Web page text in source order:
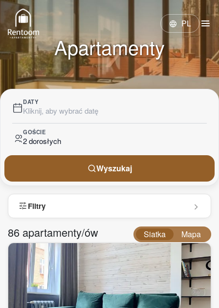
language PL menu
Apartamenty
DATY
Kliknij, aby wybrać datę
GOŚCIE
2 dorosłych
Wyszukaj
tuneFiltry
86 apartamenty/ów Siatka Mapa